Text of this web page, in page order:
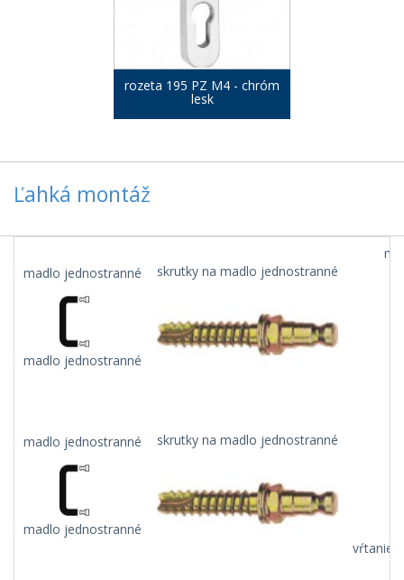
rozeta 195 PZ M4 - chróm
lesk
Ľahká montáž
madlo jednostranné
madlo jednostranné
skrutky na madlo jednostranné
madlo jednostranné
madlo jednostranné
skrutky na madlo jednostranné
vŕtanie